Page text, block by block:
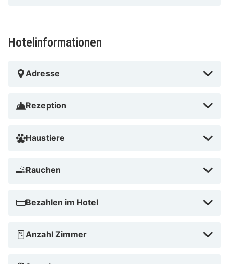
Hotelinformationen
Adresse
Rezeption
Haustiere
Rauchen
Bezahlen im Hotel
Anzahl Zimmer